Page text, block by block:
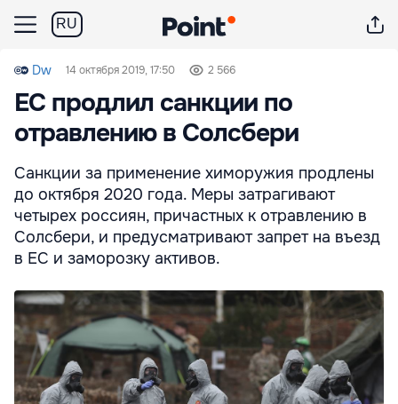
RU
Dw 14 октября 2019, 17:50 2 566
ЕС продлил санкции по
отравлению в Солсбери
Санкции за применение химоружия продлены
до октября 2020 года. Меры затрагивают
четырех россиян, причастных к отравлению в
Солсбери, и предусматривают запрет на въезд
в ЕС и заморозку активов.